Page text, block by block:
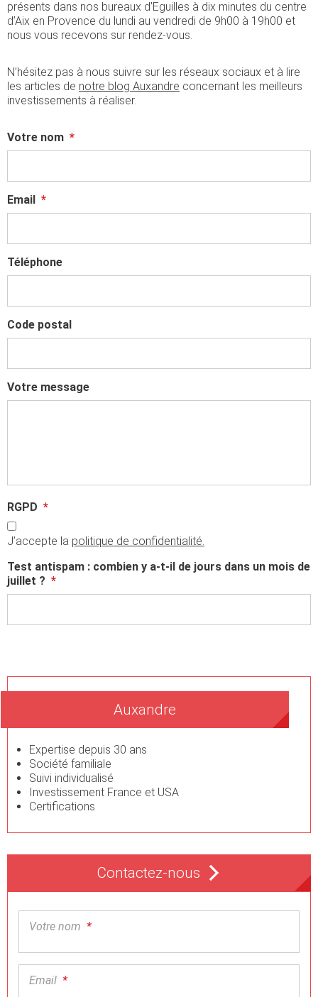
présents dans nos bureaux d’Eguilles à dix minutes du centre
d’Aix en Provence du lundi au vendredi de 9h00 à 19h00 et
nous vous recevons sur rendez-vous.
N’hésitez pas à nous suivre sur les réseaux sociaux et à lire
les articles de notre blog Auxandre concernant les meilleurs
investissements à réaliser.
Votre nom *
Email *
Téléphone
Code postal
Votre message
RGPD *
J’accepte la politique de confidentialité.
Test antispam : combien y a-t-il de jours dans un mois de
juillet ? *
Auxandre
Expertise depuis 30 ans
Société familiale
Suivi individualisé
Investissement France et USA
Certifications
Contactez-nous
Votre nom *
Email *